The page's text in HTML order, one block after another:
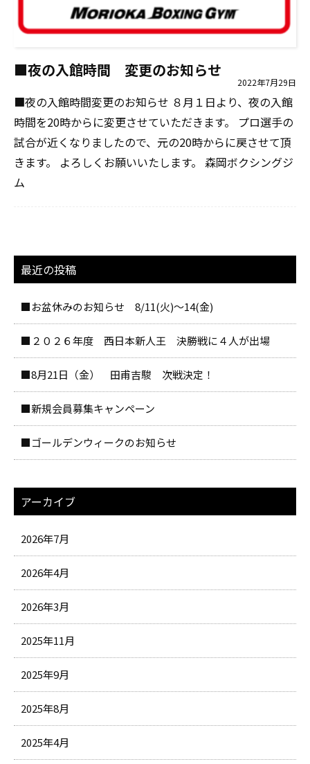
■夜の入館時間 変更のお知らせ
2022年7月29日
■夜の入館時間変更のお知らせ ８月１日より、夜の入館
時間を20時からに変更させていただきます。 プロ選手の
試合が近くなりましたので、元の20時からに戻させて頂
きます。 よろしくお願いいたします。 森岡ボクシングジ
ム
最近の投稿
■お盆休みのお知らせ 8/11(火)～14(金)
■２０２６年度 西日本新人王 決勝戦に４人が出場
■8月21日（金） 田甫吉駿 次戦決定！
■新規会員募集キャンペーン
■ゴールデンウィークのお知らせ
アーカイブ
2026年7月
2026年4月
2026年3月
2025年11月
2025年9月
2025年8月
2025年4月